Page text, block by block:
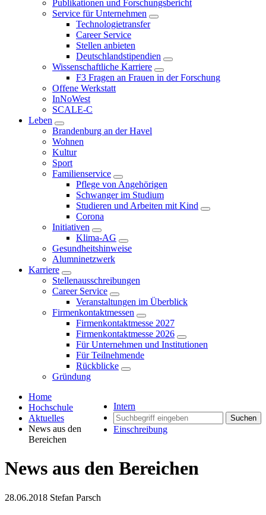
Publikationen und Forschungsbericht
Service für Unternehmen
Technologietransfer
Career Service
Stellen anbieten
Deutschlandstipendien
Wissenschaftliche Karriere
F3 Fragen an Frauen in der Forschung
Offene Werkstatt
InNoWest
SCALE-C
Leben
Brandenburg an der Havel
Wohnen
Kultur
Sport
Familienservice
Pflege von Angehörigen
Schwanger im Studium
Studieren und Arbeiten mit Kind
Corona
Initiativen
Klima-AG
Gesundheitshinweise
Alumninetzwerk
Karriere
Stellenausschreibungen
Career Service
Veranstaltungen im Überblick
Firmenkontaktmessen
Firmenkontaktmesse 2027
Firmenkontaktmesse 2026
Für Unternehmen und Institutionen
Für Teilnehmende
Rückblicke
Gründung
Intern
Suchen
Einschreibung
Home
Hochschule
Aktuelles
News aus den
Bereichen
News aus den Bereichen
28.06.2018 Stefan Parsch